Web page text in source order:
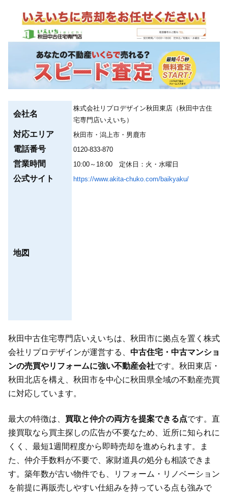
会社名
株式会社リプロデザイン秋田東店（秋田中古住
宅専門店いえいち）
対応エリア 秋田市・潟上市・男鹿市
電話番号 0120-833-870
営業時間 10:00～18:00 定休日：火・水曜日
公式サイト https://www.akita-chuko.com/baikyaku/
地図
秋田中古住宅専門店いえいちは、秋田市に拠点を置く株式
会社リプロデザインが運営する、 中古住宅・中古マンショ
ンの売買やリフォームに強い不動産会社です。秋田東店・
秋田北店を構え、秋田市を中心に秋田県全域の不動産売買
に対応しています。
最大の特徴は、 買取と仲介の両方を提案できる点です。直
接買取なら買主探しの広告が不要なため、近所に知られに
くく、最短1週間程度から即時売却を進められます。ま
た、仲介手数料が不要で、家財道具の処分も相談できま
す。築年数が古い物件でも、リフォーム・リノベーション
を前提に再販売しやすい仕組みを持っている点も強みで